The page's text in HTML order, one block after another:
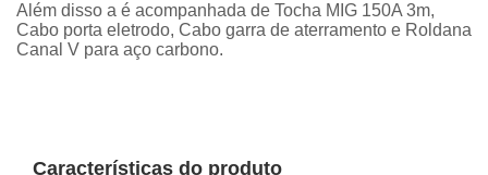
Além disso a é acompanhada de Tocha MIG 150A 3m,
Cabo porta eletrodo, Cabo garra de aterramento e Roldana
Canal V para aço carbono.
Características do produto